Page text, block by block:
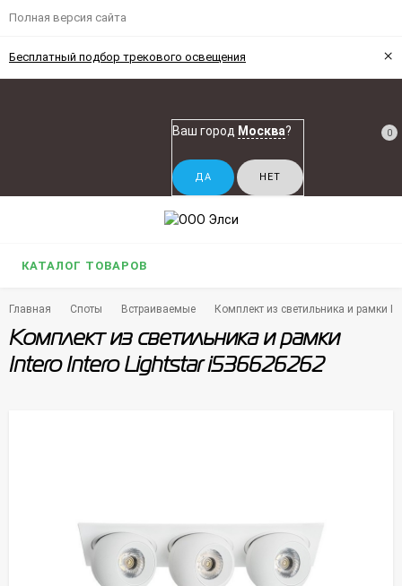
Полная версия сайта
Бесплатный подбор трекового освещения ×
Ваш город Москва? 0
КАТАЛОГ ТОВАРОВ
Главная Споты Встраиваемые Комплект из светильника и рамки
Комплект из светильника и рамки
Intero Intero Lightstar i536626262